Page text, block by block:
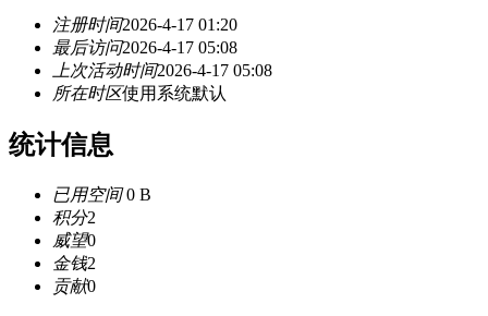
注册时间2026-4-17 01:20
最后访问2026-4-17 05:08
上次活动时间2026-4-17 05:08
所在时区使用系统默认
统计信息
已用空间0 B
积分2
威望0
金钱2
贡献0